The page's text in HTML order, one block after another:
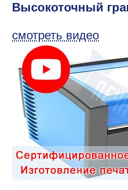
Высокоточный
смотреть видео